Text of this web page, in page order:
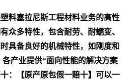
料塞拉尼斯工程材料业务的高性
众多特性，包含耐劳、耐蠕变、
具备良好的机械特性，如刚度和
产业提供“面向性能的解决方案
：【原产原包假一赔十】可以一